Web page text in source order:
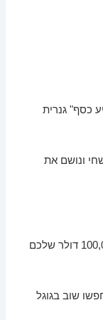
כסף" גנרית
ונושם את
נעבור פה על כל מה שצריך לדעת כדי שה-100,000 דולר שלכם
שוב בגוגל